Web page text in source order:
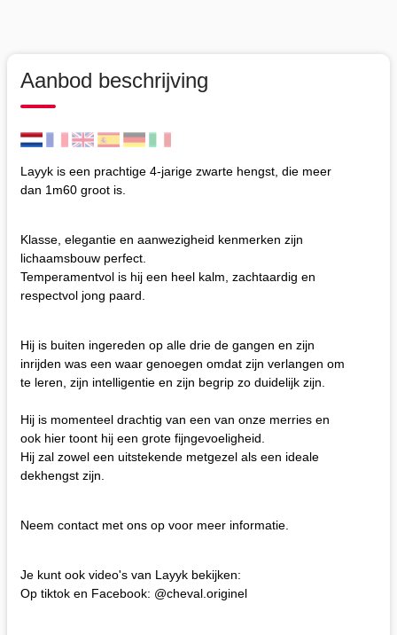
Aanbod beschrijving
Layyk is een prachtige 4-jarige zwarte hengst, die meer
dan 1m60 groot is.
Klasse, elegantie en aanwezigheid kenmerken zijn
lichaamsbouw perfect.
Temperamentvol is hij een heel kalm, zachtaardig en
respectvol jong paard.
Hij is buiten ingereden op alle drie de gangen en zijn
inrijden was een waar genoegen omdat zijn verlangen om
te leren, zijn intelligentie en zijn begrip zo duidelijk zijn.
Hij is momenteel drachtig van een van onze merries en
ook hier toont hij een grote fijngevoeligheid.
Hij zal zowel een uitstekende metgezel als een ideale
dekhengst zijn.
Neem contact met ons op voor meer informatie.
Je kunt ook video's van Layyk bekijken:
Op tiktok en Facebook: @cheval.originel